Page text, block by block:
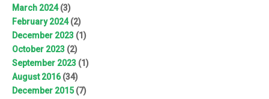
March 2024(3)
February 2024(2)
December 2023 (1)
October 2023 (2)
September 2023 (1)
August 2016(34)
December 2015(7)